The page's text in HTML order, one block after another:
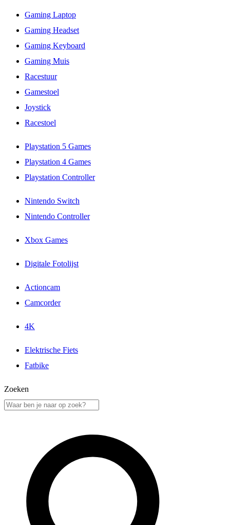
Gaming Laptop
Gaming Headset
Gaming Keyboard
Gaming Muis
Racestuur
Gamestoel
Joystick
Racestoel
Playstation 5 Games
Playstation 4 Games
Playstation Controller
Nintendo Switch
Nintendo Controller
Xbox Games
Digitale Fotolijst
Actioncam
Camcorder
4K
Elektrische Fiets
Fatbike
Zoeken